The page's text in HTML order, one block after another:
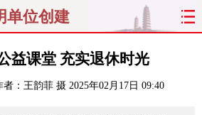
单位创建
焦 太原
注 文明 出行
益课堂 充实退休时光
者：王韵菲 摄 2025年02月17日 09:40